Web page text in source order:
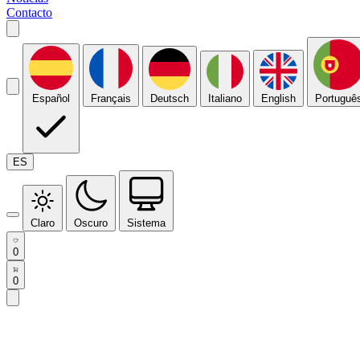
Contacto
Español Français Deutsch Italiano English
ES
Claro Oscuro Sistema
0
0